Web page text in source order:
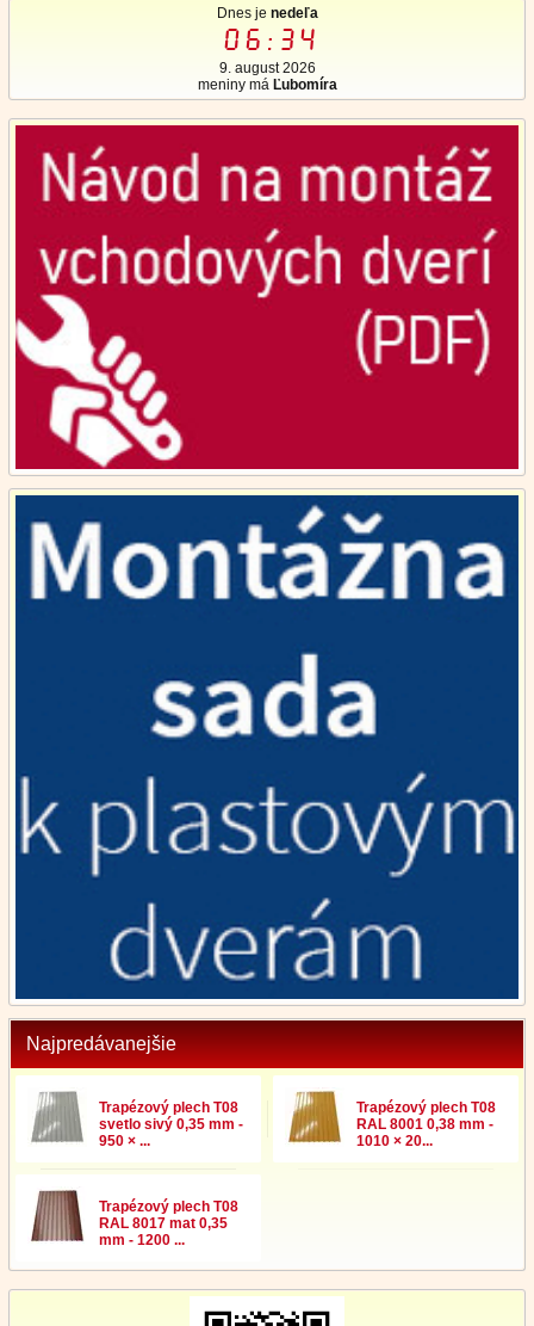
Dnes je nedeľa
06:35
9. august 2026
meniny má Ľubomíra
Najpredávanejšie
Trapézový plech T08
svetlo sivý 0,35 mm -
950 × ...
Trapézový plech T08
RAL 8001 0,38 mm -
1010 × 20...
Trapézový plech T08
RAL 8017 mat 0,35
mm - 1200 ...